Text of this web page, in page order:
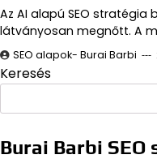
Az AI alapú SEO
látványosan megnőtt. A
SEO alapok- Burai Barbi
Keresés
Burai Barbi SEO